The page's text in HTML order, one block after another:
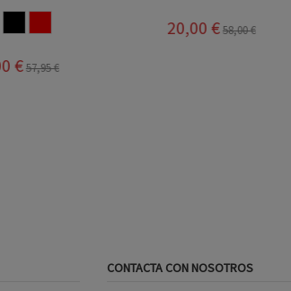
57,95 €
20,00 € 58,00 €
CONTACTA CON NOSOTROS